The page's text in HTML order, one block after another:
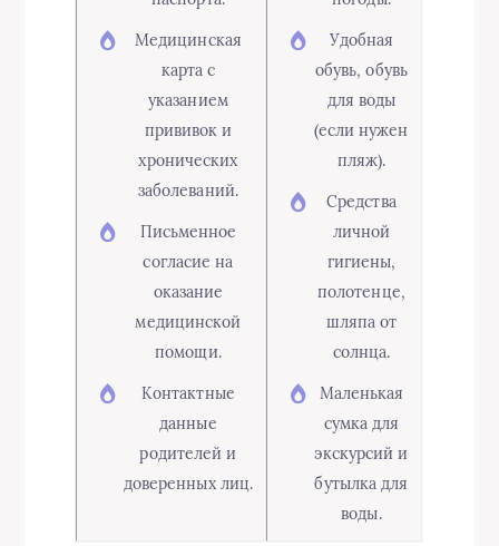
Медицинская
карта с
указанием
прививок и
хронических
заболеваний.
Письменное
согласие на
оказание
медицинской
помощи.
Контактные
данные
родителей и
доверенных лиц.
Удобная
обувь, обувь
для воды
(если нужен
пляж).
Средства
личной
гигиены,
полотенце,
шляпа от
солнца.
Маленькая
сумка для
экскурсий и
бутылка для
воды.